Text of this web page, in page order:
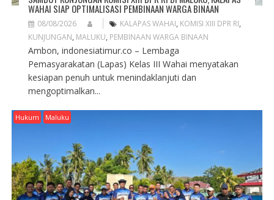
WAHAI SIAP OPTIMALISASI PEMBINAAN WARGA BINAAN
08/08/2026 KALAPAS WAHAI, KOMISI XIII DPR RI,
KUNJUNGAN, MALUKU, PEMBINAAN WARGA BINAAN
Ambon, indonesiatimur.co – Lembaga
Pemasyarakatan (Lapas) Kelas III Wahai menyatakan
kesiapan penuh untuk menindaklanjuti dan
mengoptimalkan...
Hukum Maluku